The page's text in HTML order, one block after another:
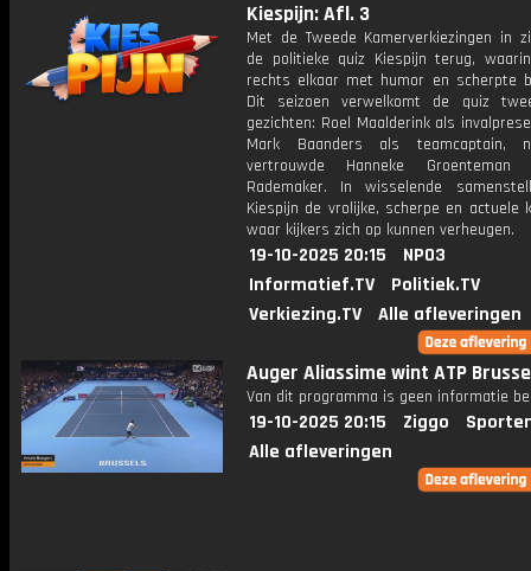
Kiespijn: Afl. 3
Met de Tweede Kamerverkiezingen in
de politieke quiz Kiespijn terug,
rechts elkaar met humor en scherpte
Dit seizoen verwelkomt de quiz
gezichten: Roel Maalderink als
Mark Baanders als teamcaptain,
vertrouwde Hanneke
Rademaker. In wisselende
Kiespijn de vrolijke, scherpe en actuele
waar kijkers zich op kunnen verheugen.
19-10-2025 20:15
NPO3
Informatief.TV
Politiek.TV
Verkiezing.TV
Alle afleveringen
Auger Aliassime wint ATP
Van dit programma is geen informatie
19-10-2025 20:15 Ziggo
Alle afleveringen